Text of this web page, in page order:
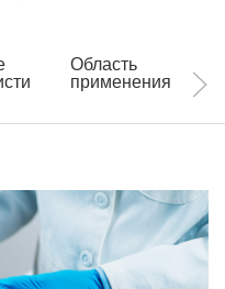
Область
применения